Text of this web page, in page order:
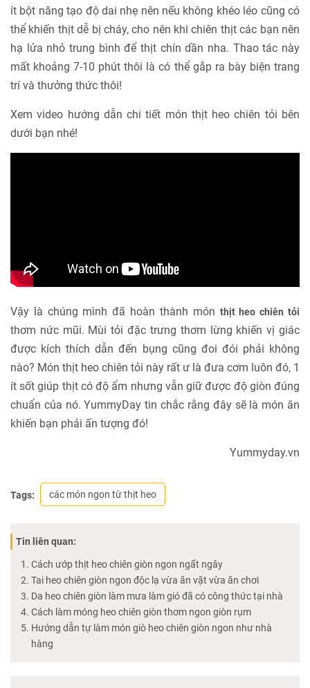
ít bột năng tạo độ dai nhẹ nên nếu không khéo léo cũng có
thể khiến thịt dễ bị cháy, cho nên khi chiên thịt các bạn nên
hạ lửa nhỏ trung bình để thịt chín dần nha. Thao tác này
mất khoảng 7-10 phút thôi là có thể gắp ra bày biện trang
trí và thưởng thức thôi!
Xem video hướng dẫn chi tiết món thịt heo chiên tỏi bên
dưới bạn nhé!
Vậy là chúng mình đã hoàn thành món thịt heo chiên tỏi
thơm nức mũi. Mùi tỏi đặc trưng thơm lừng khiến vị giác
được kích thích dẫn đến bụng cũng đoi đói phải không
nào? Món thịt heo chiên tỏi này rất ư là đưa cơm luôn đó, 1
ít sốt giúp thịt có độ ẩm nhưng vẫn giữ được độ giòn đúng
chuẩn của nó. YummyDay tin chắc rằng đây sẽ là món ăn
khiến bạn phải ấn tượng đó!
Yummyday.vn
Tags: các món ngon từ thịt heo
Tin liên quan:
Cách ướp thịt heo chiên giòn ngon ngất ngây
Tai heo chiên giòn ngon độc lạ vừa ăn vặt vừa ăn chơi
Da heo chiên giòn làm mưa làm gió đã có công thức tại nhà
Cách làm móng heo chiên giòn thơm ngon giòn rụm
Hướng dẫn tự làm món giò heo chiên giòn ngon như nhà
hàng